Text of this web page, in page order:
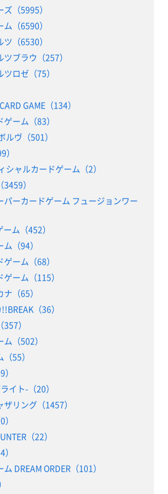
（5995）
（6590）
（6530）
ブラウ（257）
ロゼ（75）
GAME（134）
ーム（83）
ルヴ（501）
シャルカードゲーム（2）
）
パーカードゲーム フュージョンワー
ム（452）
（94）
ーム（68）
ーム（115）
（65）
（36）
）
（502）
55）
イト-（20）
リング（1457）
（22）
DREAM ORDER（101）